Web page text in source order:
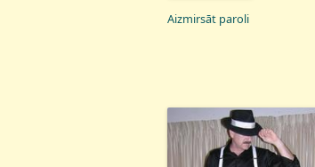
Aizmirsāt paroli